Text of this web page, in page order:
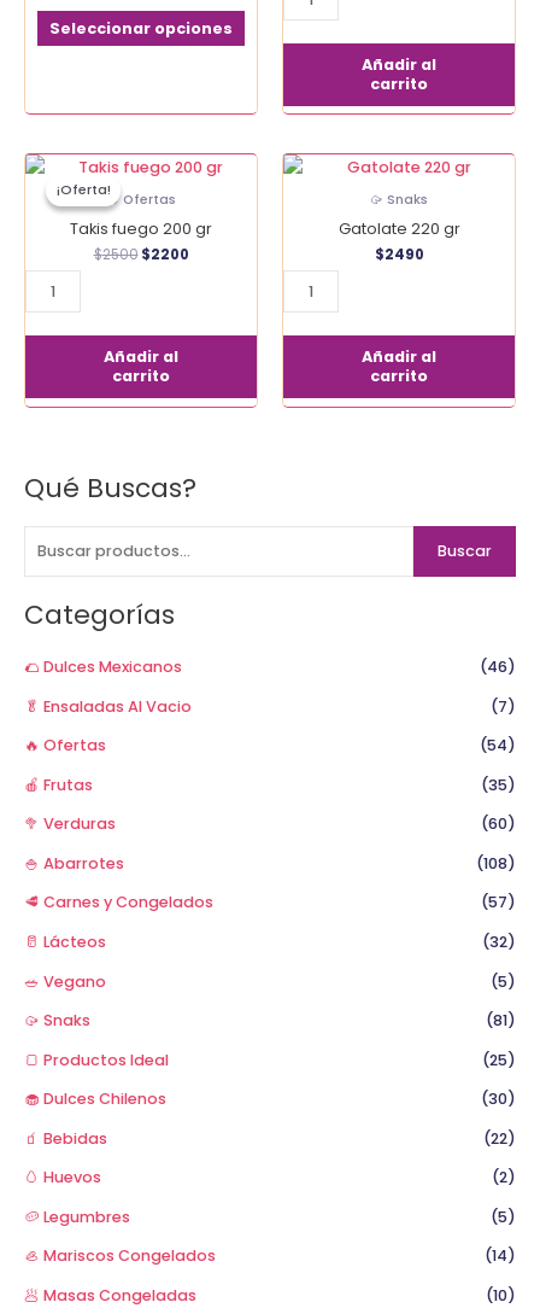
Qué Buscas?
B
c
a
p
o
Buscar
Categorías
🌮 Dulces Mexicanos
(46)
🥬 Ensaladas Al Vacio
(7)
🔥 Ofertas
(54)
🍎 Frutas
(35)
🥦 Verduras
(60)
🍚 Abarrotes
(108)
🥩 Carnes y Congelados
(57)
🥛 Lácteos
(32)
🥗 Vegano
(5)
🥠 Snaks
(81)
🍞 Productos Ideal
(25)
🧁 Dulces Chilenos
(30)
🧃 Bebidas
(22)
🥚 Huevos
(2)
🥔 Legumbres
(5)
🦪 Mariscos Congelados
(14)
🥟 Masas Congeladas
(10)
Seleccionar opciones
opciones
se
elegir
la
página
Añadir al
carrito
¡Oferta!
¡Oferta!
🔥 Ofertas
Takis fuego 200 gr
$2500
El
precio
original
$2500.
$2200
El
precio
$2200.
Takis
fuego
cantidad
Añadir al
carrito
🥠 Snaks
Gatolate 220 gr
$2490
Gatolate
Añadir al
carrito